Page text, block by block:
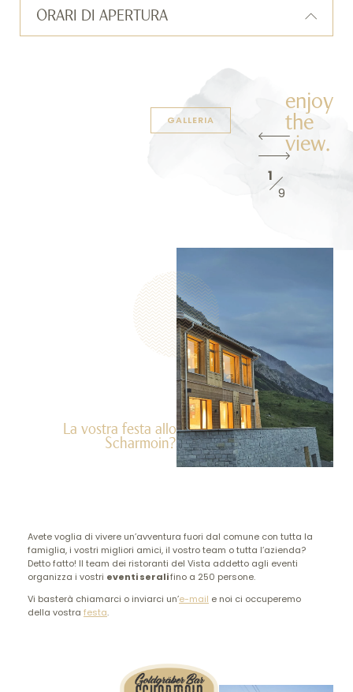
ORARI DI APERTURA
Dal 4 giugno 2026 fino alla fine di ottobre aperto tutti i giorni
GALLERIA
enjoy
the
view.
1
9
Avete voglia di vivere un’avventura fuori dal comune con tutta la
famiglia, i vostri migliori amici, il vostro team o tutta l’azienda?
Detto fatto! Il team dei ristoranti del Vista addetto agli eventi
organizza i vostri eventi seralifino a 250 persone.
Vi basterà chiamarci o inviarci un’e-mail e noi ci occuperemo
della vostra festa.
La vostra festa allo
Scharmoin?